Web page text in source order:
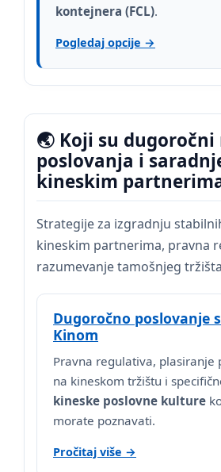
kontejnera (FCL).
Pogledaj opcije →
🌏 Koji su
poslovanja i
kineskim
Strategije za izgradnju
kineskim partnerima, pravna
razumevanje tamošnjeg
Dugoročno poslovanje
Kinom
Pravna regulativa, plasiranje
na kineskom tržištu i
kineske poslovne kulture
morate poznavati.
Pročitaj više →